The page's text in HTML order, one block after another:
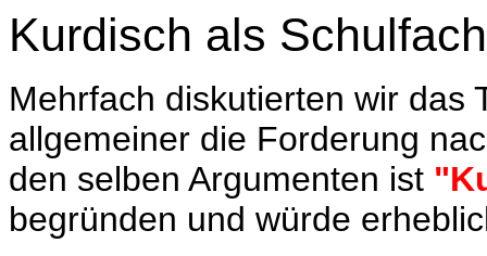
Kurdisch als Schulfach
Mehrfach diskutierten wir das
allgemeiner die Forderung
den selben Argumenten ist
begründen und würde